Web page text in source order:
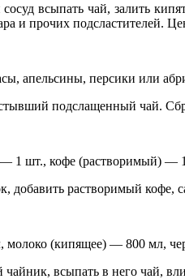
всыпать чай, залить
и прочих подсластителей.
апельсины, персики или
подслащенный чай.
1 шт., кофе (растворимый) —
добавить растворимый кофе,
молоко (кипящее) — 800 мл,
всыпать в него чай,